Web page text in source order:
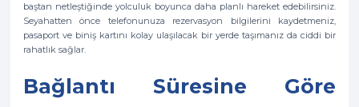
baştan netleştiğinde yolculuk boyunca daha planlı hareket edebilirsiniz.
Seyahatten önce telefonunuza rezervasyon bilgilerini kaydetmeniz,
pasaport ve biniş kartını kolay ulaşılacak bir yerde taşımanız da ciddi bir
rahatlık sağlar.
Bağlantı Süresine Göre